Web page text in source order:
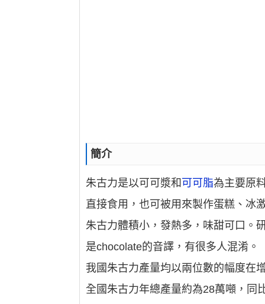
簡介
朱古力是以可可漿和 可可脂為主要原
直接食用，也可被用來製作蛋糕、冰
朱古力體積小，發熱多，味甜可口。
是chocolate的音譯，有很多人混淆。
我國朱古力產量均以兩位數的幅度在
全國朱古力年總產量約為28萬噸，同